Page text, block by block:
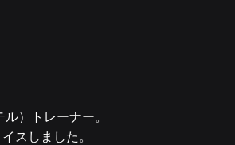
）トレーナー。
スしました。